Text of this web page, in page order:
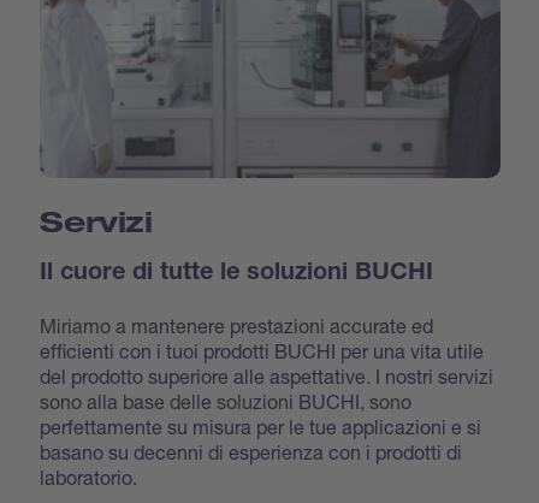
Servizi
Il cuore di tutte le soluzioni BUCHI
Miriamo a mantenere prestazioni accurate ed
efficienti con i tuoi prodotti BUCHI per una vita utile
del prodotto superiore alle aspettative. I nostri servizi
sono alla base delle soluzioni BUCHI, sono
perfettamente su misura per le tue applicazioni e si
basano su decenni di esperienza con i prodotti di
laboratorio.